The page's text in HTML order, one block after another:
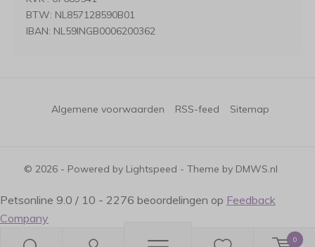
0
BTW: NL857128590B01
IBAN: NL59INGB0006200362
© 2026 - Powered by Lightspeed - Theme by DMWS.nl
Algemene voorwaarden RSS-feed Sitemap
Petsonline 9.0 / 10 - 2276 beoordelingen op Feedback
Company